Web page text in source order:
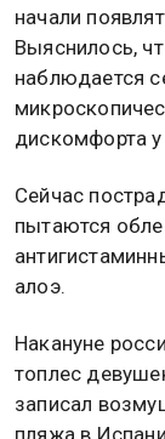
начали
Выяснилось,
наблюдается
дискомфорта
Сейчас
пытаются
алоэ.
Накануне
топлес
записал